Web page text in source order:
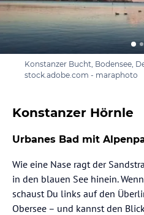
Konstanzer Bucht, Bodensee,
stock.adobe.com - maraphoto
Konstanzer Hörnle
Urbanes Bad mit
Wie eine Nase ragt der
in den blauen See hinein.
schaust Du links auf den
Obersee – und kannst den